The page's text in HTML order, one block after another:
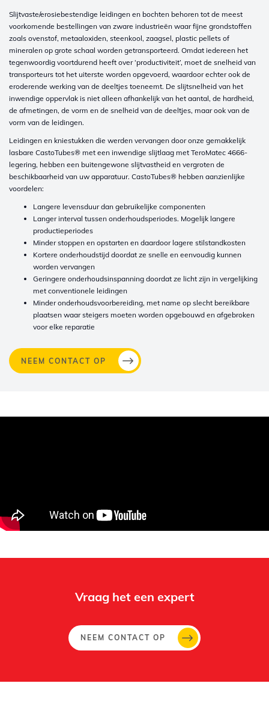
Slijtvaste/erosiebestendige leidingen en bochten behoren tot de meest
voorkomende bestellingen van zware industrieën waar fijne grondstoffen
zoals ovenstof, metaaloxiden, steenkool, zaagsel, plastic pellets of
mineralen op grote schaal worden getransporteerd. Omdat iedereen het
tegenwoordig voortdurend heeft over ‘productiviteit’, moet de snelheid van
transporteurs tot het uiterste worden opgevoerd, waardoor echter ook de
eroderende werking van de deeltjes toeneemt. De slijtsnelheid van het
inwendige oppervlak is niet alleen afhankelijk van het aantal, de hardheid,
de afmetingen, de vorm en de snelheid van de deeltjes, maar ook van de
vorm van de leidingen.
Leidingen en kniestukken die werden vervangen door onze gemakkelijk
lasbare CastoTubes® met een inwendige slijtlaag met TeroMatec 4666-
legering, hebben een buitengewone slijtvastheid en vergroten de
beschikbaarheid van uw apparatuur. CastoTubes® hebben aanzienlijke
voordelen:
Langere levensduur dan gebruikelijke componenten
Langer interval tussen onderhoudsperiodes. Mogelijk langere
productieperiodes
Minder stoppen en opstarten en daardoor lagere stilstandkosten
Kortere onderhoudstijd doordat ze snelle en eenvoudig kunnen
worden vervangen
Geringere onderhoudsinspanning doordat ze licht zijn in vergelijking
met conventionele leidingen
Minder onderhoudsvoorbereiding, met name op slecht bereikbare
plaatsen waar steigers moeten worden opgebouwd en afgebroken
voor elke reparatie
NEEM CONTACT OP
Off
Vraag het een expert
NEEM CONTACT OP